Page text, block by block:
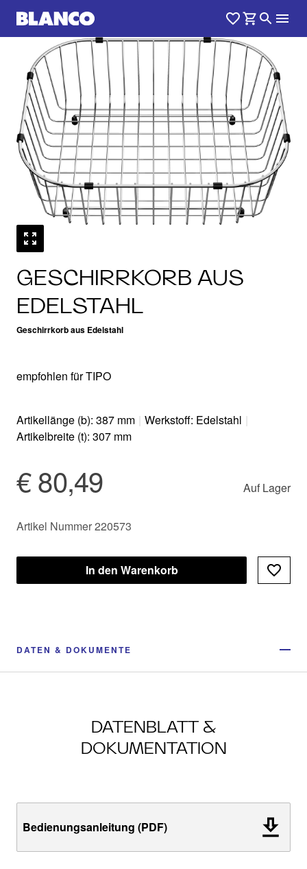
GESCHIRRKORB AUS
EDELSTAHL
Geschirrkorb aus Edelstahl
empfohlen für TIPO
Artikellänge (b): 387 mm | Werkstoff: Edelstahl |
Artikelbreite (t): 307 mm
€ 80,49 Auf Lager
Artikel Nummer 220573
In den Warenkorb
DATEN & DOKUMENTE
DATENBLATT &
DOKUMENTATION
Bedienungsanleitung (PDF)